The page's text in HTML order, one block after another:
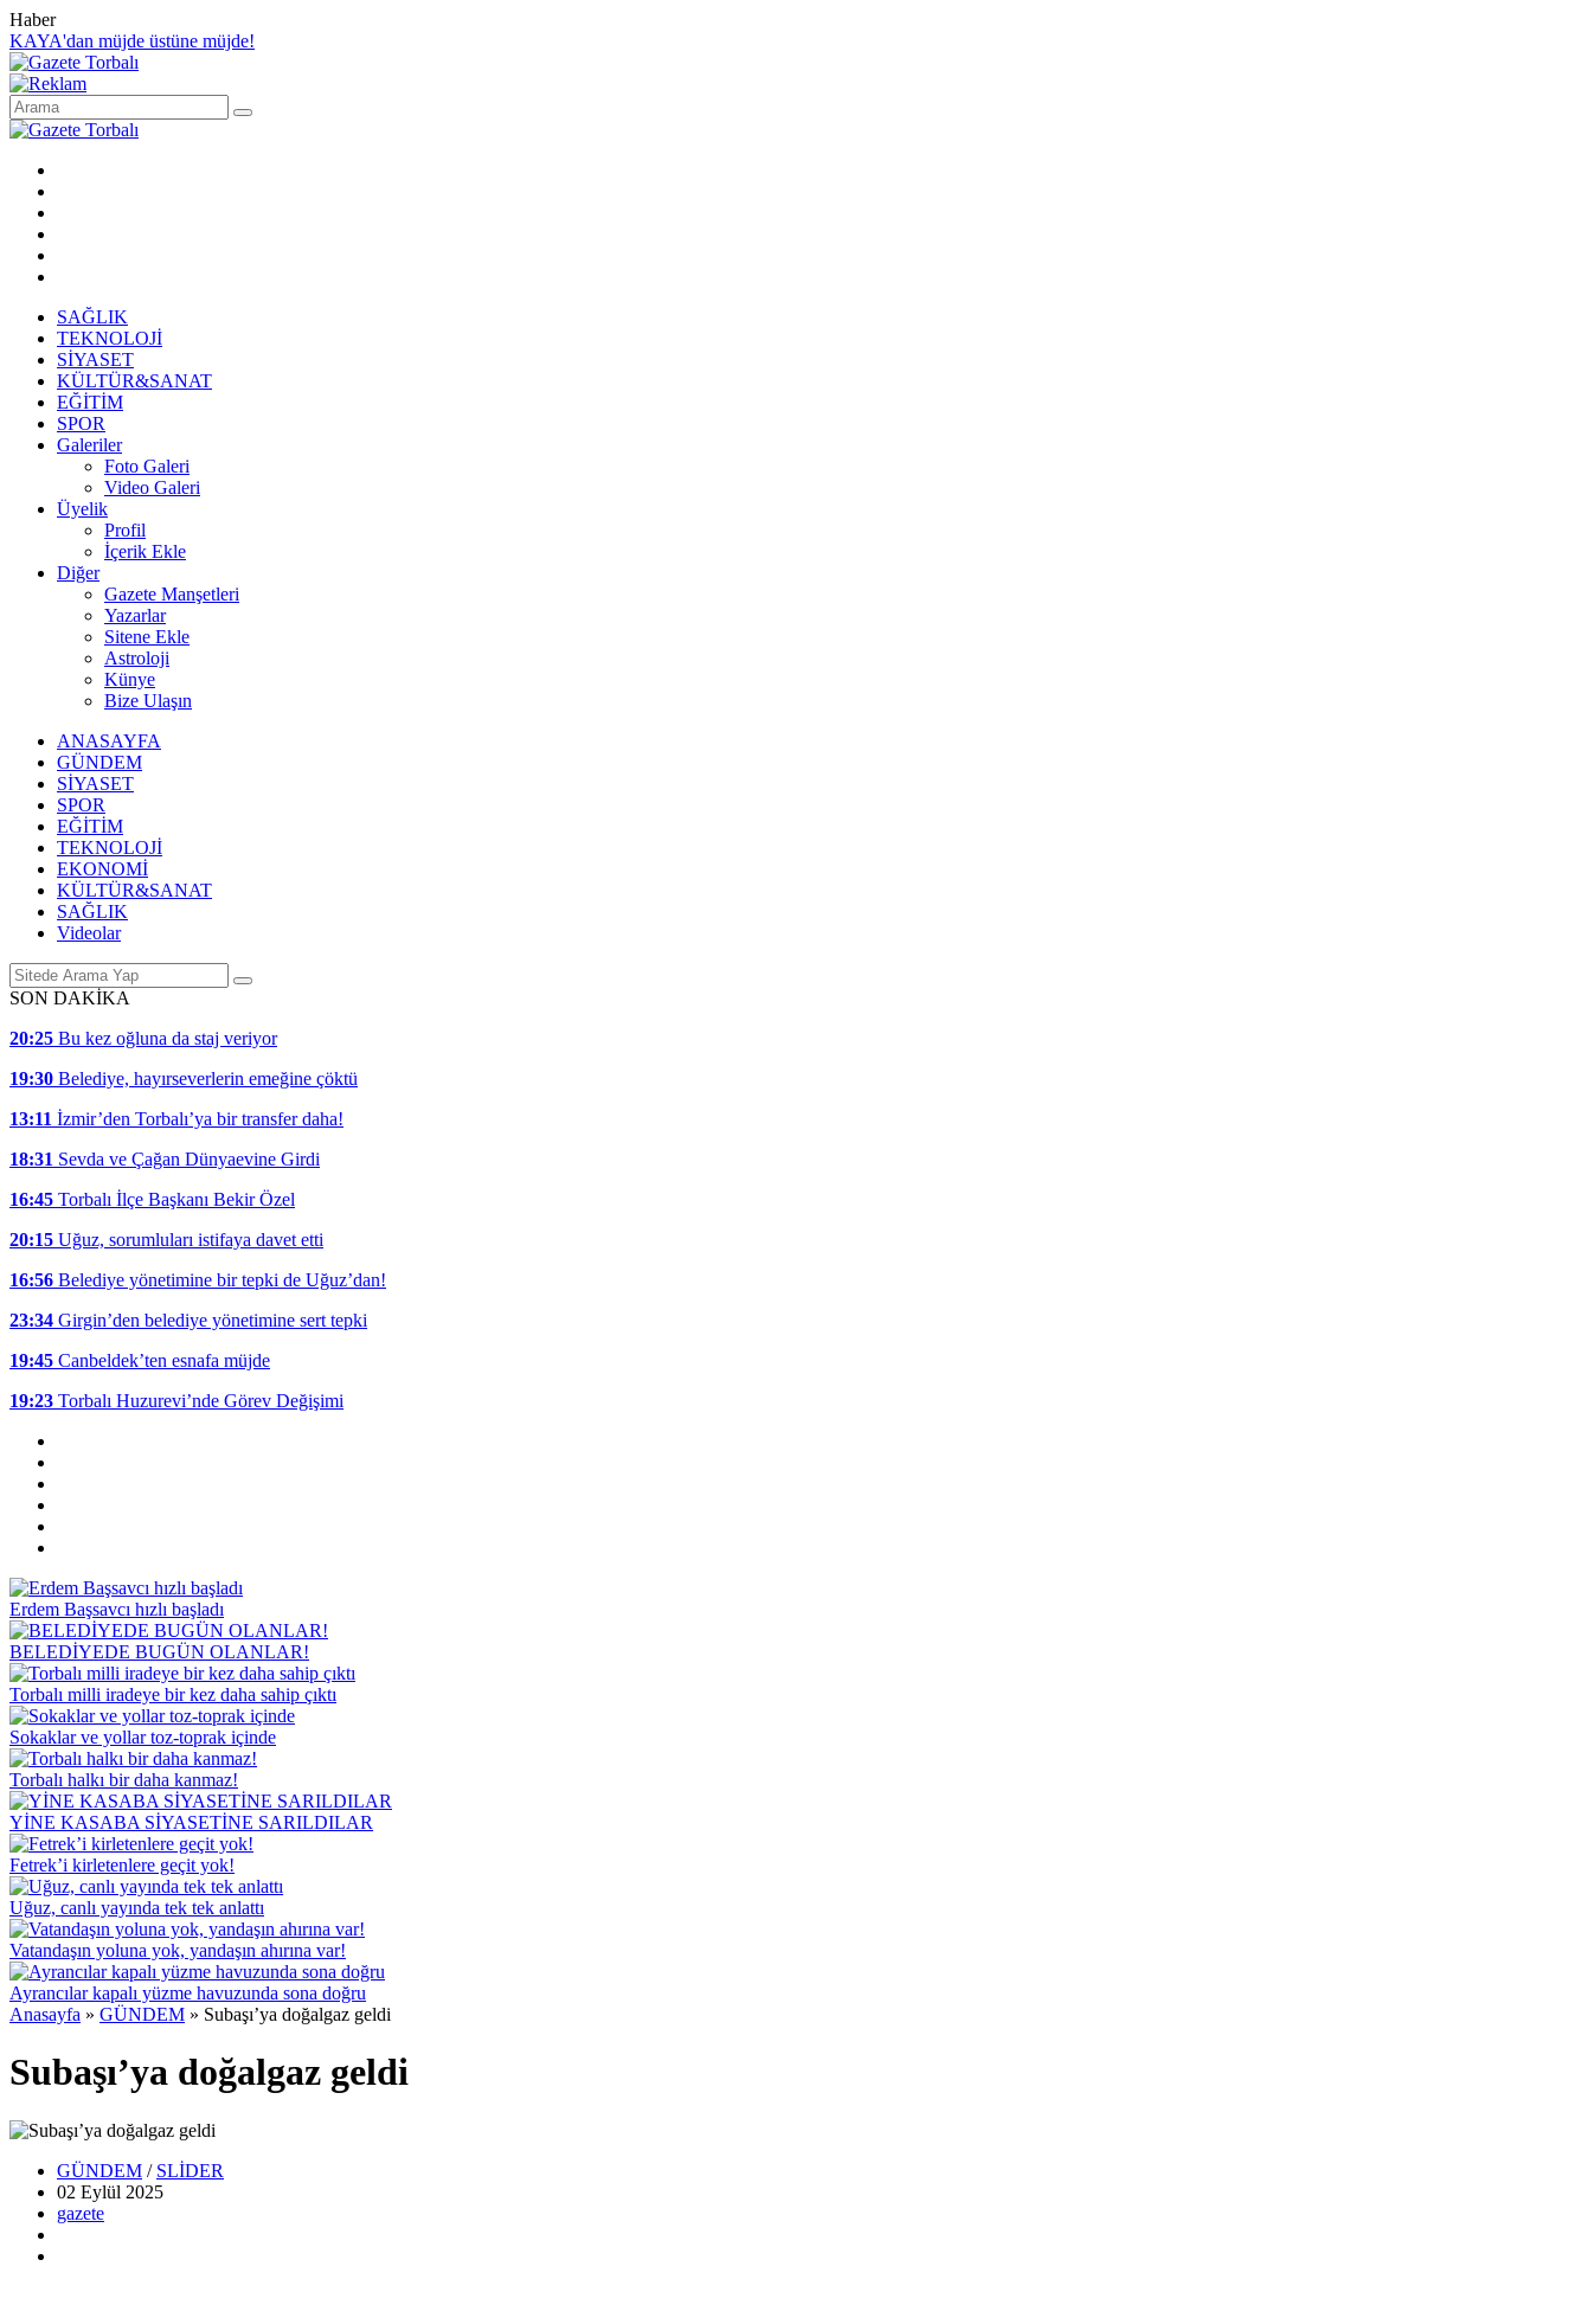
Haber
KAYA'dan müjde üstüne müjde!
SAĞLIK
TEKNOLOJİ
SİYASET
KÜLTÜR&SANAT
EĞİTİM
SPOR
Galeriler
Foto Galeri
Video Galeri
Üyelik
Profil
İçerik Ekle
Diğer
Gazete Manşetleri
Yazarlar
Sitene Ekle
Astroloji
Künye
Bize Ulaşın
ANASAYFA
GÜNDEM
SİYASET
SPOR
EĞİTİM
TEKNOLOJİ
EKONOMİ
KÜLTÜR&SANAT
SAĞLIK
Videolar
SON DAKİKA
20:25 Bu kez oğluna da staj veriyor
19:30 Belediye, hayırseverlerin emeğine çöktü
13:11 İzmir’den Torbalı’ya bir transfer daha!
18:31 Sevda ve Çağan Dünyaevine Girdi
16:45 Torbalı İlçe Başkanı Bekir Özel
20:15 Uğuz, sorumluları istifaya davet etti
16:56 Belediye yönetimine bir tepki de Uğuz’dan!
23:34 Girgin’den belediye yönetimine sert tepki
19:45 Canbeldek’ten esnafa müjde
19:23 Torbalı Huzurevi’nde Görev Değişimi
Erdem Başsavcı hızlı başladı
BELEDİYEDE BUGÜN OLANLAR!
Torbalı milli iradeye bir kez daha sahip çıktı
Sokaklar ve yollar toz-toprak içinde
Torbalı halkı bir daha kanmaz!
YİNE KASABA SİYASETİNE SARILDILAR
Fetrek’i kirletenlere geçit yok!
Uğuz, canlı yayında tek tek anlattı
Vatandaşın yoluna yok, yandaşın ahırına var!
Ayrancılar kapalı yüzme havuzunda sona doğru
Anasayfa » GÜNDEM » Subaşı’ya doğalgaz geldi
Subaşı’ya doğalgaz geldi
GÜNDEM / SLİDER
02 Eylül 2025
gazete